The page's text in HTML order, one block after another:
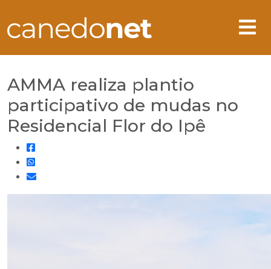
AMMA realiza plantio
participativo de mudas no
Residencial Flor do Ipê